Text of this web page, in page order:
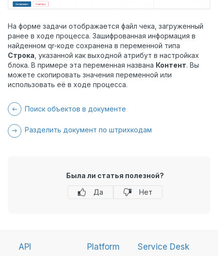
На форме задачи отображается файл чека, загруженный
ранее в ходе процесса. Зашифрованная информация в
найденном qr-коде сохранена в переменной типа
Строка , указанной как выходной атрибут в настройках
блока. В примере эта переменная названа Контент. Вы
можете скопировать значения переменной или
использовать её в ходе процесса.
Поиск объектов в документе
Разделить документ по штрихкодам
Была ли статья полезной?
Да
Нет
API Platform Service Desk